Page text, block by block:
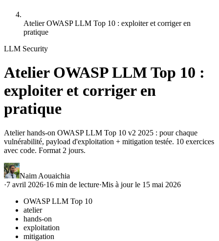
Atelier OWASP LLM Top 10 : exploiter et corriger en
pratique
LLM Security
Atelier OWASP LLM Top 10 :
exploiter et corriger en
pratique
Atelier hands-on OWASP LLM Top 10 v2 2025 : pour chaque
vulnérabilité, payload d'exploitation + mitigation testée. 10 exercices
avec code. Format 2 jours.
Naim Aouaichia
·7 avril 2026·16 min de lecture·Mis à jour le 15 mai 2026
OWASP LLM Top 10
atelier
hands-on
exploitation
mitigation